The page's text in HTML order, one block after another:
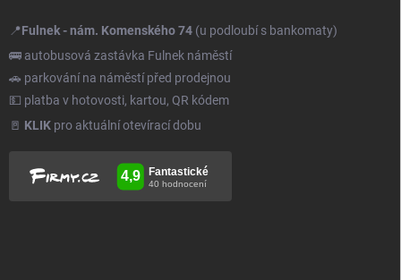
📍Fulnek - nám. Komenského 74 (u podloubí s bankomaty)
🚌 autobusová zastávka Fulnek náměstí
🚗 parkování na náměstí před prodejnou
💵 platba v hotovosti, kartou, QR kódem
🚪 KLIK pro aktuální otevírací dobu